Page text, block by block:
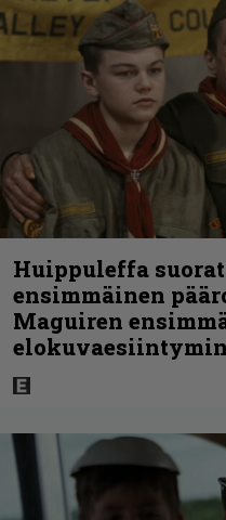
Huippuleffa
ensimmäinen
Maguiren